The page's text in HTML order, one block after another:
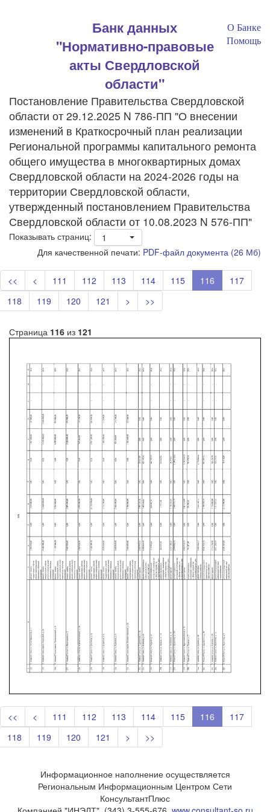
Банк данных
"Нормативно-правовые
акты Свердловской
области"
О Банке
Помощь
Постановление Правительства Свердловской
области от 29.12.2025 N 786-ПП "О внесении
изменений в Краткосрочный план реализации
Региональной программы капитального ремонта
общего имущества в многоквартирных домах
Свердловской области на 2024-2026 годы на
территории Свердловской области,
утвержденный постановлением Правительства
Свердловской области от 10.08.2023 N 576-ПП"
Показывать страниц:
1
Для качественной печати: PDF-файл документа (26 Мб)
<< < 111 112 113 114 115 116
117
118
119 120 121 > >>
Страница 116 из 121
<< < 111 112 113 114 115 116
117
118
119 120 121 > >>
Информационное наполнение осуществляется
Региональным Информационным Центром Сети
КонсультантПлюс